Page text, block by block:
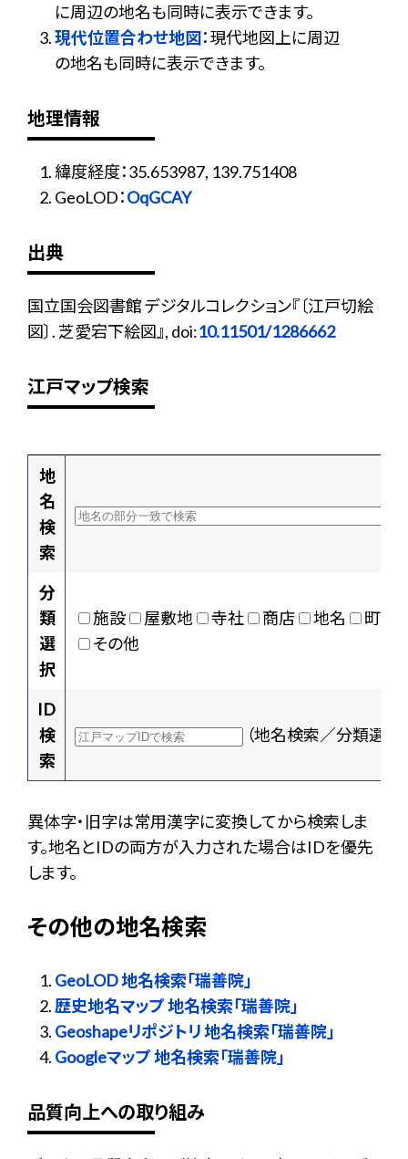
に周辺の地名も同時に表示できます。
現代位置合わせ地図：現代地図上に周辺
の地名も同時に表示できます。
地理情報
緯度経度：35.653987, 139.751408
GeoLOD：OqGCAY
出典
国立国会図書館 デジタルコレクション『〔江戸切絵
図〕. 芝愛宕下絵図』, doi:10.11501/1286662
江戸マップ検索
地
名
検
索
分
類
選
択
施設 屋敷地 寺社 商店 地名
町村
その他
ID
検
索
（地名検索／分類選択
異体字・旧字は常用漢字に変換してから検索しま
す。地名とIDの両方が入力された場合はIDを優先
します。
その他の地名検索
GeoLOD 地名検索「瑞善院」
歴史地名マップ 地名検索「瑞善院」
Geoshapeリポジトリ 地名検索「瑞善院」
Googleマップ 地名検索「瑞善院」
品質向上への取り組み